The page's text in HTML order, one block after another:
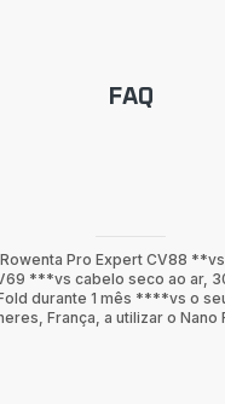
FAQ
Pro Expert CV88
***vs cabelo seco ao ar,
durante 1 mês ****vs o
França, a utilizar o Nano